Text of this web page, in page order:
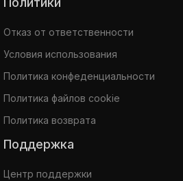
Отказ от ответственности
Условия использования
Политика конфеденциальности
Политика файлов cookie
Политика возврата
Поддержка
Центр поддержки